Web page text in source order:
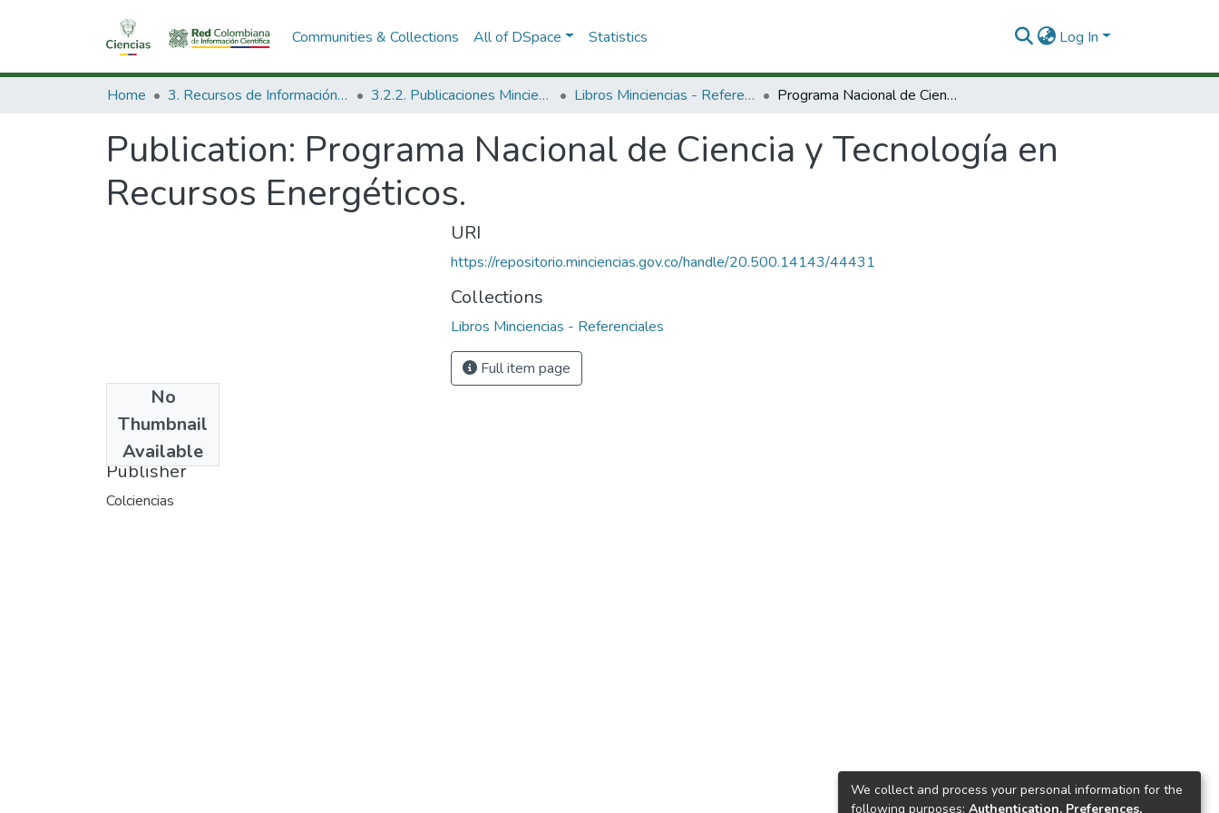
Communities & Collections All of DSpace Statistics Log In
Home 3. Recursos de Información Científica y Tecnológica 3.2.2. Publicaciones Minciencias Libros Minciencias - Referenciales Programa Nacional de Ciencia y Tecnología en Recursos Energéticos.
Publication: Programa Nacional de Ciencia y Tecnología en
Recursos Energéticos.
No
Thumbnail
Available
1985
Publisher
Colciencias
URI
https://repositorio.minciencias.gov.co/handle/20.500.14143/44431
Collections
Libros Minciencias - Referenciales
Full item page
We collect and process your personal information for the
following purposes: Authentication, Preferences,